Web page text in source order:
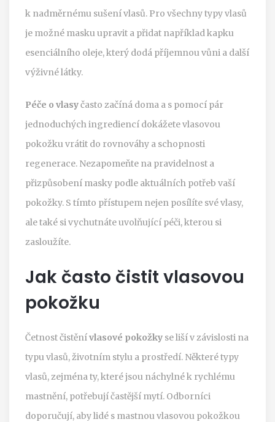
k nadměrnému sušení vlasů. Pro všechny typy vlasů
je možné masku upravit a přidat například kapku
esenciálního oleje, který dodá příjemnou vůni a další
výživné látky.
Péče o vlasyčasto začíná doma a s pomocí pár
jednoduchých ingrediencí dokážete vlasovou
pokožku vrátit do rovnováhy a schopnosti
regenerace. Nezapomeňte na pravidelnost a
přizpůsobení masky podle aktuálních potřeb vaší
pokožky. S tímto přístupem nejen posílíte své vlasy,
ale také si vychutnáte uvolňující péči, kterou si
zasloužíte.
Jak často čistit vlasovou
pokožku
Četnost čistěnívlasové pokožky se liší v závislosti na
typu vlasů, životním stylu a prostředí. Některé typy
vlasů, zejména ty, které jsou náchylné k rychlému
mastnění, potřebují častější mytí. Odborníci
doporučují, aby lidé s mastnou vlasovou pokožkou